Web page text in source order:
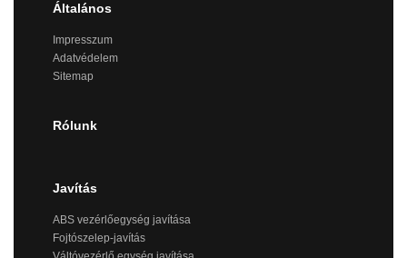
Általános
Impresszum
Adatvédelem
Sitemap
Rólunk
Javítás
ABS vezérlőegység javítása
Fojtószelep-javítás